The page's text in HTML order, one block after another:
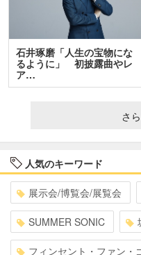
石井琢磨「人生の宝物にな
るように」 初披露曲やレ
ア…
さ
人気のキーワード
展示会/博覧会/展覧会
SUMMER SONIC
フィンセント・ファン・